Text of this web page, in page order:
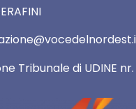
Tribunale di UDINE